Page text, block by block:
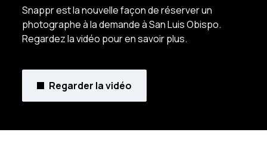
Snappr est la nouvelle façon de réserver un
photographe à la demande à San Luis Obispo.
Regardez la vidéo pour en savoir plus.
Regarder la vidéo